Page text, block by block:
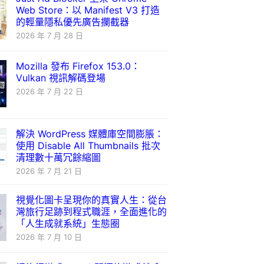
Web Store：以 Manifest V3 打造
的輕量隱私優先廣告攔截器
2026 年 7 月 28 日
Mozilla 發布 Firefox 153.0：
Vulkan 視訊解碼登場
2026 年 7 月 22 日
解決 WordPress 媒體庫空間膨脹：
使用 Disable All Thumbnails 批次
清理數十萬冗餘縮圖
2026 年 7 月 21 日
視覺化圖卡呈現你的真實人生：從台
灣旅行足跡到程式職涯，全面進化的
「人生成就系統」生態圈
2026 年 7 月 10 日